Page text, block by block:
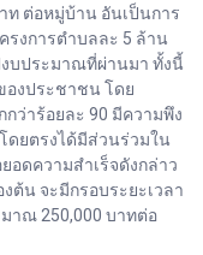
ท ต่อหมู่บ้าน อันเป็นการ
รงการตำบลละ 5 ล้าน
บประมาณที่ผ่านมา ทั้งนี้
องประชาชน โดย
ว่าร้อยละ 90 มีความพึง
ดยตรงได้มีส่วนร่วมใน
อดความสำเร็จดังกล่าว
ต้น จะมีกรอบระยะเวลา
าณ 250,000 บาทต่อ